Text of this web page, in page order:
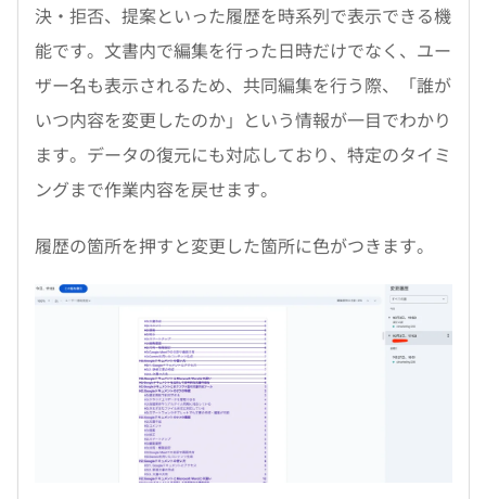
決・拒否、提案といった履歴を時系列で表示できる機
能です。文書内で編集を行った日時だけでなく、ユー
ザー名も表示されるため、共同編集を行う際、「誰が
いつ内容を変更したのか」という情報が一目でわかり
ます。データの復元にも対応しており、特定のタイミ
ングまで作業内容を戻せます。
履歴の箇所を押すと変更した箇所に色がつきます。